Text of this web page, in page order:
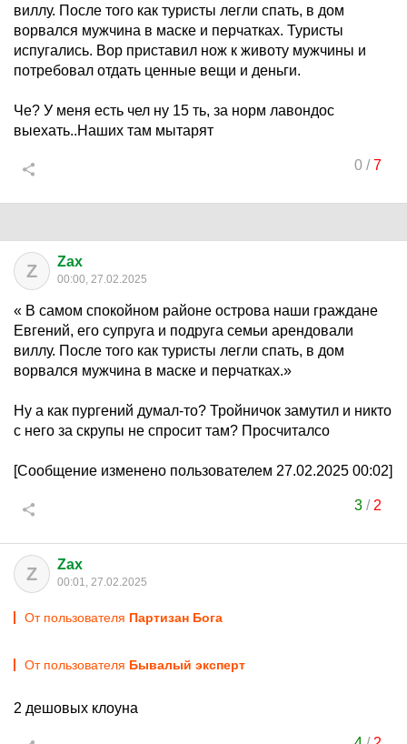
виллу. После того как туристы легли спать, в дом
ворвался мужчина в маске и перчатках. Туристы
испугались. Вор приставил нож к животу мужчины и
потребовал отдать ценные вещи и деньги.
Че? У меня есть чел ну 15 ть, за норм лавондос
выехать..Наших там мытарят
0/7
Z Zax
00:00, 27.02.2025
« В самом спокойном районе острова наши граждане
Евгений, его супруга и подруга семьи арендовали
виллу. После того как туристы легли спать, в дом
ворвался мужчина в маске и перчатках.»
Ну а как пургений думал-то? Тройничок замутил и никто
с него за скрупы не спросит там? Просчиталсо
[Сообщение изменено пользователем 27.02.2025 00:02]
3/ 2
Z Zax
00:01, 27.02.2025
От пользователя Партизан Бога
От пользователя Бывалый эксперт
2 дешовых клоуна